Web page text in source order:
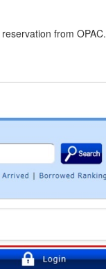
from OPAC.